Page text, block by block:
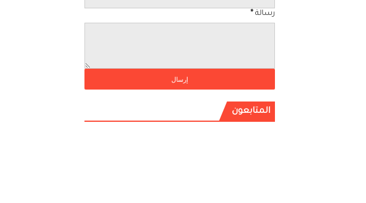
رسالة *
المتابعون